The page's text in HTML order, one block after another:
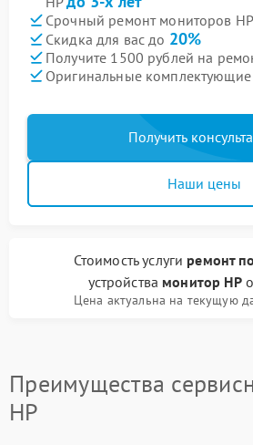
Срочный ремонт мониторов
Скидка для вас до 20%
Получите 1500 рублей на
Оригинальные комплектующие
Получить
Наши цены
Стоимость услуги ремонт
устройства монитор HP
Цена актуальна на текущую
Преимущества
HP